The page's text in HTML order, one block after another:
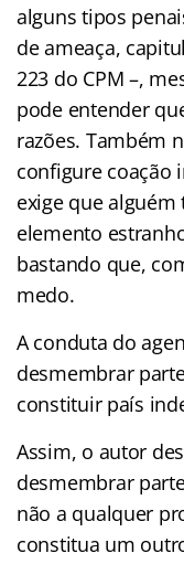
alguns tipos
de ameaça,
223 do CPM –,
pode entender
razões. Também
configure coação
exige que
elemento
bastando que,
medo.
A conduta do
desmembrar
constituir país
Assim, o autor
desmembrar
não a qualquer
constitua um